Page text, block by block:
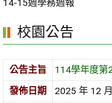
容
區
14-15週學務週報
校園公告
公告主旨
114學年度第
發佈日期
2025 年 12